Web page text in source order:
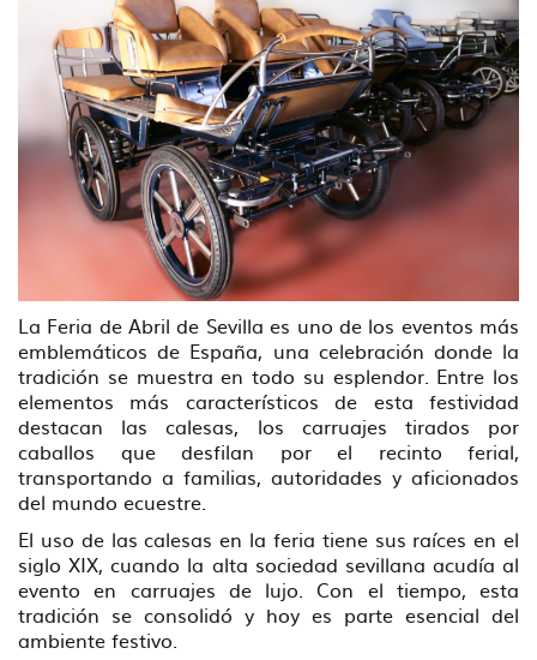
La Feria de Abril de Sevilla es uno de los eventos más
emblemáticos de España, una celebración donde la
tradición se muestra en todo su esplendor. Entre los
elementos más característicos de esta festividad
destacan las calesas, los carruajes tirados por
caballos que desfilan por el recinto ferial,
transportando a familias, autoridades y aficionados
del mundo ecuestre.
El uso de las calesas en la feria tiene sus raíces en el
siglo XIX, cuando la alta sociedad sevillana acudía al
evento en carruajes de lujo. Con el tiempo, esta
tradición se consolidó y hoy es parte esencial del
ambiente festivo.